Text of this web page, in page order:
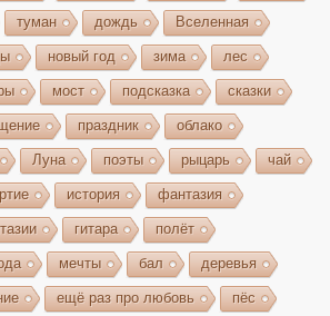
туман дождь Вселенная
новый год зима лес
мост подсказка сказки
праздник облако
Луна поэты рыцарь чай
история фантазия
гитара полёт
мечты бал деревья
ещё раз про любовь пёс